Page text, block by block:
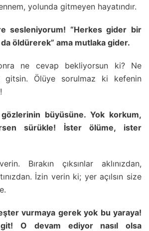
yolunda gitmeyen hayatındır.
sesleniyorum! “Herkes gider bir
öldürerek” ama mutlaka gider.
ne cevap bekliyorsun ki? Ne
gitsin. Ölüye sorulmaz ki kefenin
gözlerinin büyüsüne. Yok korkum,
sürükle! İster ölüme, ister
Bırakın çıksınlar aklınızdan,
İzin verin ki; yer açılsın size
vurmaya gerek yok bu yaraya!
O devam ediyor nasıl olsa